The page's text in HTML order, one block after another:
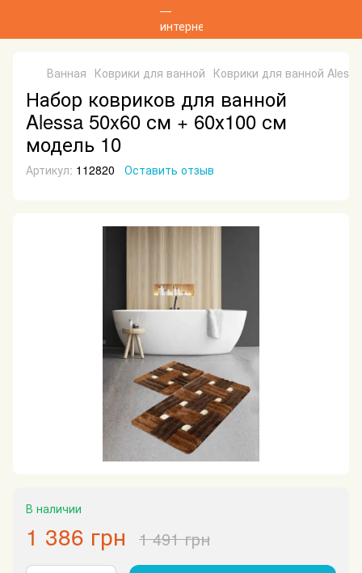
Ванная Коврики для ванной Коврики для ванной Alessa
Набор ковриков для ванной
Alessa 50x60 см + 60х100 см
модель 10
Артикул: 112820 Оставить отзыв
В наличии
1 386 грн 1 491 грн